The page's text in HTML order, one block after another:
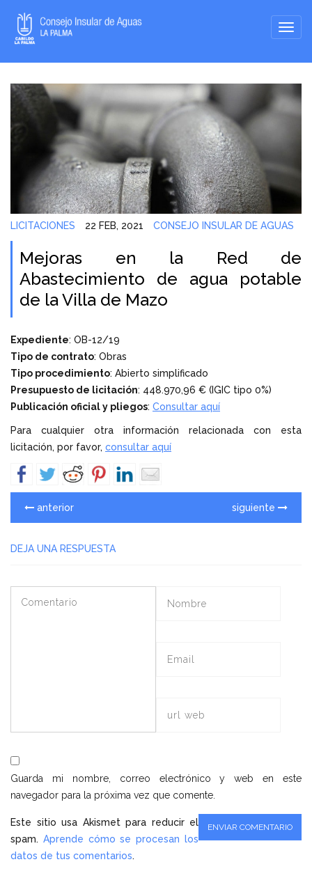
LICITACIONES 22 FEB, 2021 CONSEJO INSULAR DE AGUAS
Mejoras en la Red de
Abastecimiento de agua potable
de la Villa de Mazo
Expediente: OB-12/19
Tipo de contrato: Obras
Tipo procedimiento: Abierto simplificado
Presupuesto de licitación: 448.970,96 € (IGIC tipo 0%)
Publicación oficial y pliegos: Consultar aquí
Para cualquier otra información relacionada con esta
licitación, por favor, consultar aquí
anterior siguiente
DEJA UNA RESPUESTA
Guarda mi nombre, correo electrónico y web en este
navegador para la próxima vez que comente.
Este sitio usa Akismet para reducir el
spam. Aprende cómo se procesan los
datos de tus comentarios.